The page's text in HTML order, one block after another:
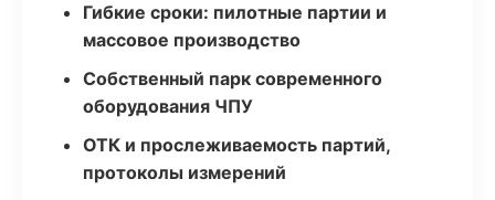
Гибкие сроки: пилотные партии и
массовое производство
Собственный парк современного
оборудования ЧПУ
ОТК и прослеживаемость партий,
протоколы измерений